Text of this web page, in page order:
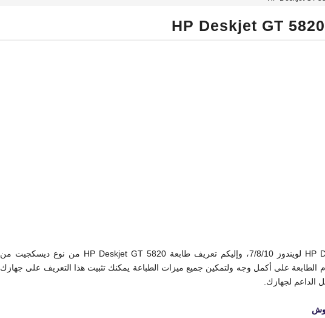
إليكم تعريف طابعة HP Deskjet GT 5820 من
نوع ديسكجيت من
الطابعة على أكمل وجه ولتمكين جميع ميزات الطباعة يمكنك تثبيت هذا التعريف على جهازك
الداعم لجهازك.